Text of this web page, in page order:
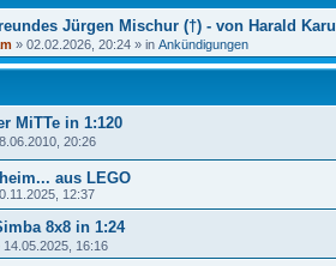
Jürgen Mischur (†) - von Harald
» 02.02.2026, 20:24 » in Ankündigungen
MiTTe in 1:120
20:26
aus LEGO
12:37
8x8 in 1:24
14.05.2025, 16:16